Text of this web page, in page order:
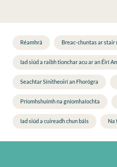
Réamhrá Breac-chuntas ar stair
Iad siúd a raibh tionchar acu ar an Éirí
Seachtar Sínitheoirí an Fhorógra
Príomhshuímh na gníomhaíochta
Iad siúd a cuireadh chun báis Na